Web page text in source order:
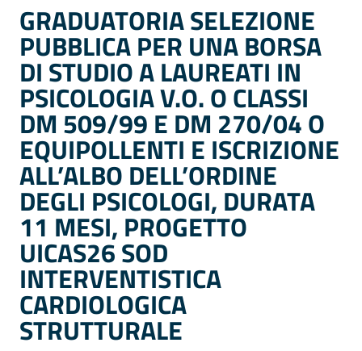
GRADUATORIA SELEZIONE
PUBBLICA PER UNA BORSA
DI STUDIO A LAUREATI IN
PSICOLOGIA V.O. O CLASSI
DM 509/99 E DM 270/04 O
EQUIPOLLENTI E ISCRIZIONE
ALL’ALBO DELL’ORDINE
DEGLI PSICOLOGI, DURATA
11 MESI, PROGETTO
UICAS26 SOD
INTERVENTISTICA
CARDIOLOGICA
STRUTTURALE